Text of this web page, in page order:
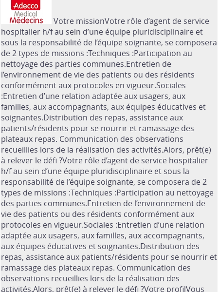
Votre missionVotre rôle d’agent de service
hospitalier h/f au sein d’une équipe pluridisciplinaire et
sous la responsabilité de l’équipe soignante, se composera
de 2 types de missions :Techniques :Participation au
nettoyage des parties communes.Entretien de
l’environnement de vie des patients ou des résidents
conformément aux protocoles en vigueur.Sociales
:Entretien d’une relation adaptée aux usagers, aux
familles, aux accompagnants, aux équipes éducatives et
soignantes.Distribution des repas, assistance aux
patients/résidents pour se nourrir et ramassage des
plateaux repas. Communication des observations
recueillies lors de la réalisation des activités.Alors, prêt(e)
à relever le défi ?Votre rôle d’agent de service hospitalier
h/f au sein d’une équipe pluridisciplinaire et sous la
responsabilité de l’équipe soignante, se composera de 2
types de missions :Techniques :Participation au nettoyage
des parties communes.Entretien de l’environnement de
vie des patients ou des résidents conformément aux
protocoles en vigueur.Sociales :Entretien d’une relation
adaptée aux usagers, aux familles, aux accompagnants,
aux équipes éducatives et soignantes.Distribution des
repas, assistance aux patients/résidents pour se nourrir et
ramassage des plateaux repas. Communication des
observations recueillies lors de la réalisation des
activités.Alors, prêt(e) à relever le défi ?Votre profilVous